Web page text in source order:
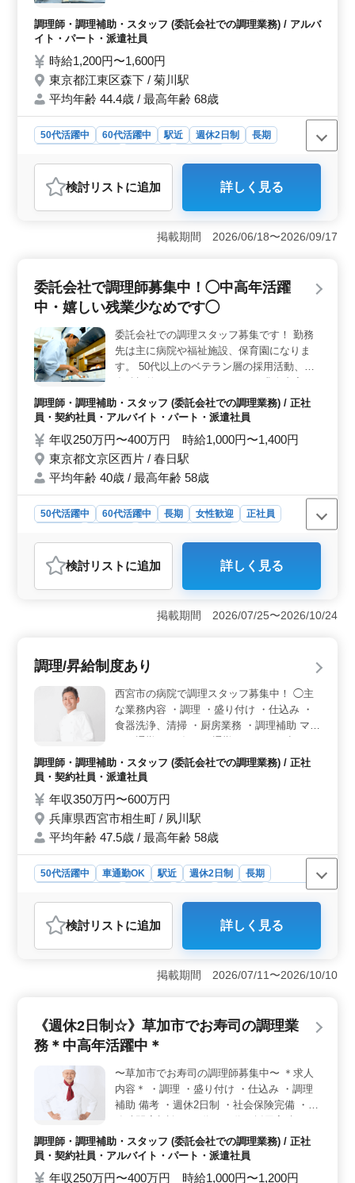
当も支給されるので、交通費の負担を気にせずに通勤で
きます。 ＜安定した収入と充実した福利厚生＞ 福
利厚生も充実しており、雇用保険、労災保険、健康保
険、厚生年金が完備されています。長期的に安心して働
ける環境が整っており、中高年層にとって安心して働き
続けることができるのが大きなメリットです。
OK！お気軽にご応募ください！ ＊駅チカ
＊週休二日制 ＊50歳以上活躍中 ＊60歳以上
調理師・調理補助・スタッフ (委託会社での調理業務) / アルバ
イト・パート・派遣社員
時給1,200円〜1,600円
東京都江東区森下 / 菊川駅
平均年齢 44.4歳 / 最高年齢 68歳
50代活躍中 60代活躍中 駅近 週休2日制
長期
調理師・調理補助・スタッフ
おすすめポイント
＜働きやすさ＞ この求人は残業がなく、定時で帰宅で
きる点が魅力です。家庭やプライベートを大切にしたい
方に最適です。 ＜経験を活かせる＞ 調理経験が1年
す。 ＜アクセスの良さ＞ 最寄り駅から近く、通勤
が便利です。週休二日制で、有給休暇も取得できるの
検討リスト に追加 詳しく見る
掲載期間 2026/06/18〜2026/09/17
委託会社で調理師募集中！◯中高年活躍
中・嬉しい残業少なめです◯
委託会社での調理スタッフ募集です！ 勤務
先は主に病院や福祉施設、保育園になりま
す。 50代以上のベテラン層の採用活動、現
・調理 ・盛り付け ・仕込み ・食器洗浄 ・
厨房業務 ・店内清掃 ・調理補助 備考 ・社
の採用実績あり まずお気軽にお問い合わせ
ください。
調理師・調理補助・スタッフ (委託会社での調理業務) / 正社
員・契約社員・アルバイト・パート・派遣社員
年収250万円〜400万円 時給1,000円〜1,400円
東京都文京区西片 / 春日駅
平均年齢 40歳 / 最高年齢 58歳
50代活躍中 60代活躍中 長期 女性歓迎
正社員
おすすめポイント
＜シニアの活躍＞ この企業は50代、60代を含む中高年
層の積極採用も行っており、長年の経験を活かして新た
なキャリアを築きたい方に適しています。年齢を重ねた
用意しており、ライフスタイルに合わせた勤務が可能で
す。週3日からの勤務が可能なシフト制を採用しているた
め、プライベートとの両立もしやすいです。 ＜福利
厚生と勤務地＞ 社会保険完備など、安心の福利厚生が
あります。 また、勤務地は通勤の利便性も高いです。
検討リスト に追加 詳しく見る
掲載期間 2026/07/25〜2026/10/24
調理/昇給制度あり
西宮市の病院で調理スタッフ募集中！ ◯主
な業務内容 ・調理 ・盛り付け ・仕込み ・
食器洗浄、清掃 ・厨房業務 ・調理補助 マイ
済みます。 ＊昇給制度あり ＊車通勤Ok ＊
駅チカ ＊50歳以上活躍中 ＊60歳以上活躍中
調理師・調理補助・スタッフ (委託会社での調理業務) / 正社
員・契約社員・派遣社員
年収350万円〜600万円
兵庫県西宮市相生町 / 夙川駅
平均年齢 47.5歳 / 最高年齢 58歳
50代活躍中 車通勤OK 駅近 週休2日制
長期
派遣社員
おすすめポイント
＜通勤の利便性＞ 駅から徒歩圏内の立地で通勤が便利
です。また、マイカー通勤も可能なため、通勤ストレス
が軽減されます。生活スタイルに合わせた通勤ができま
富な経験を活かして働くことができます。年齢に関わら
ず、経験を活かせる職場です。 ＜福利厚生と給与
険完備で、育児休業取得実績もあり、家庭との両立が可
能です。安定した収入と働きやすい環境が整っていま
す。
検討リスト に追加 詳しく見る
掲載期間 2026/07/11〜2026/10/10
《週休2日制☆》草加市でお寿司の調理業
務＊中高年活躍中＊
〜草加市でお寿司の調理師募集中〜 ＊求人
内容＊ ・調理 ・盛り付け ・仕込み ・調理
補助 備考 ・週休2日制 ・社会保険完備 ・勤
務時間応相談 ・50代、60代の採用実績あり
中高年活躍中！ 今まで培ってきた経験を若
手に教えていきませんか？ まずお気軽にお
調理師・調理補助・スタッフ (委託会社での調理業務) / 正社
員・契約社員・アルバイト・パート・派遣社員
年収250万円〜400万円 時給1,000円〜1,200円